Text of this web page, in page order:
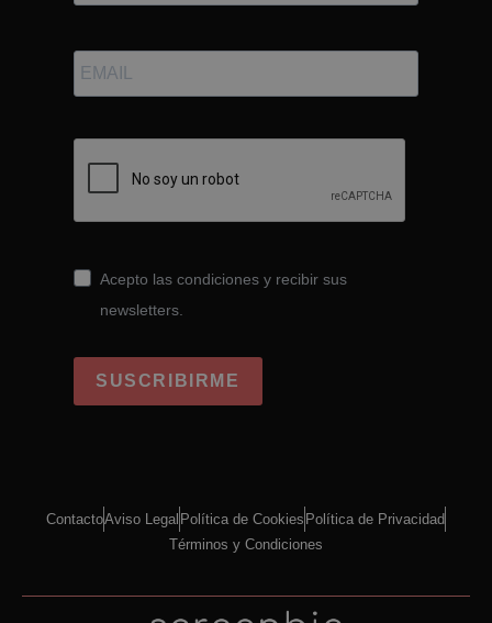
Acepto las condiciones y recibir sus
newsletters.
SUSCRIBIRME
ContactoAviso Legal Política de Cookies Política de Privacidad
Términos y Condiciones